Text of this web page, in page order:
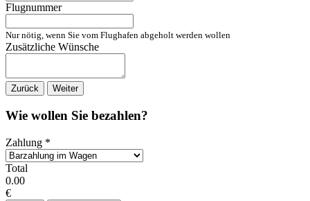
Flugnummer
Nur nötig, wenn Sie vom Flughafen abgeholt werden wollen
Zusätzliche Wünsche
Zurück Weiter
Wie wollen Sie bezahlen?
Zahlung *
Total
0.00
€